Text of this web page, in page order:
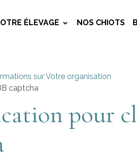
ÉLEVAGE NOS CHIOTS
sur Votre organisation
captcha
pour